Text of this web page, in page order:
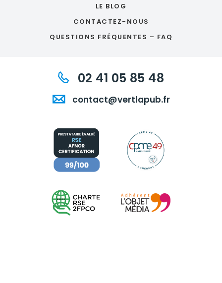
LE BLOG
CONTACTEZ-NOUS
QUESTIONS FRÉQUENTES – FAQ
02 41 05 85 48
contact@vertlapub.fr